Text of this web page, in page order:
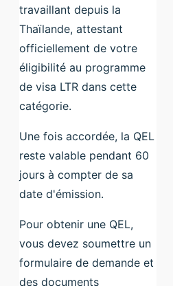
travaillant depuis la
Thaïlande, attestant
officiellement de votre
éligibilité au programme
de visa LTR dans cette
catégorie.
Une fois accordée, la QEL
reste valable pendant 60
jours à compter de sa
date d'émission.
Pour obtenir une QEL,
vous devez soumettre un
formulaire de demande et
des documents